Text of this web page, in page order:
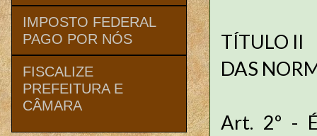
TÍTULO II
DAS
Art. 2º -
IMPOSTO FEDERAL
PAGO POR NÓS
FISCALIZE
PREFEITURA E
CÂMARA